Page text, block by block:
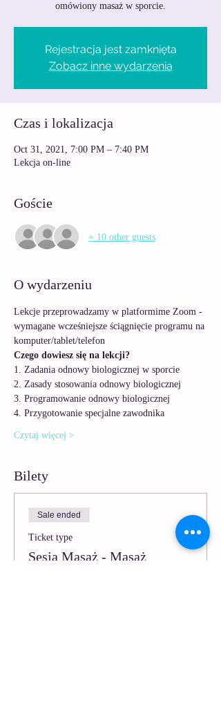
omówiony masaż w sporcie.
Rejestracja jest zamknięta
Zobacz inne wydarzenia
Czas i lokalizacja
Oct 31, 2021, 7:00 PM – 7:40 PM
Lekcja on-line
Goście
+ 10 other guests
O wydarzeniu
Lekcje przeprowadzamy w platformime Zoom -
wymagane wcześniejsze ściągnięcie programu na
komputer/tablet/telefon
Czego dowiesz się na lekcji?
1. Zadania odnowy biologicznej w sporcie
2. Zasady stosowania odnowy biologicznej
3. Programowanie odnowy biologicznej
4. Przygotowanie specjalne zawodnika
Czytaj więcej >
Bilety
Sale ended
Ticket type
Sesja Masaż - Masaż